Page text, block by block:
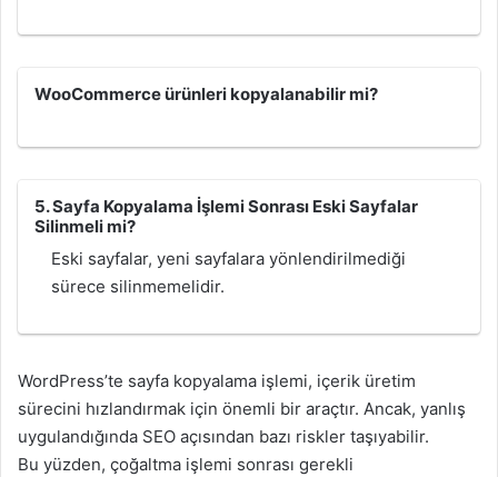
WooCommerce ürünleri kopyalanabilir mi?
5. Sayfa Kopyalama İşlemi Sonrası Eski Sayfalar
Silinmeli mi?
Eski sayfalar, yeni sayfalara yönlendirilmediği
sürece silinmemelidir.
WordPress’te sayfa kopyalama işlemi, içerik üretim
sürecini hızlandırmak için önemli bir araçtır. Ancak, yanlış
uygulandığında SEO açısından bazı riskler taşıyabilir.
Bu yüzden, çoğaltma işlemi sonrası gerekli